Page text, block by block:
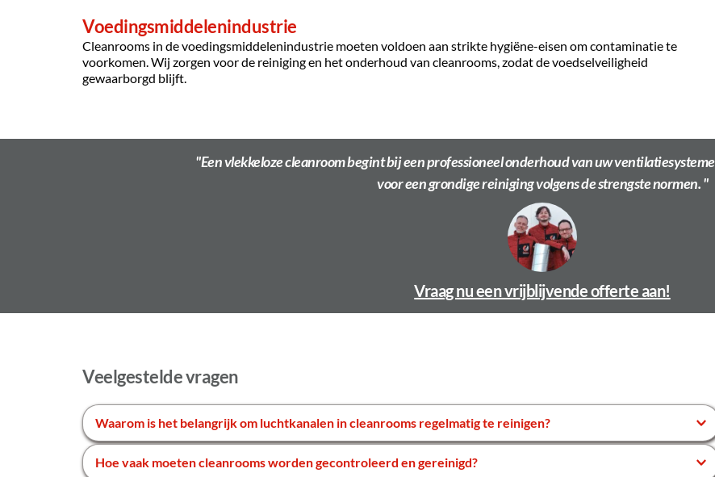
Voedingsmiddelenindustrie
Cleanrooms in de voedingsmiddelenindustrie moeten voldoen aan strikte hygiëne-eisen om contaminatie te
voorkomen. Wij zorgen voor de reiniging en het onderhoud van cleanrooms, zodat de voedselveiligheid
gewaarborgd blijft.
"Een vlekkeloze cleanroom begint bij een professioneel onderhoud van uw
voor een grondige reiniging volgens de strengste normen. "
Vraag nu een vrijblijvende offerte aan!
Veelgestelde vragen
Cleanrooms vereisen een gecontroleerde omgeving, en schone luchtkanalen zijn essentieel om besmetting te